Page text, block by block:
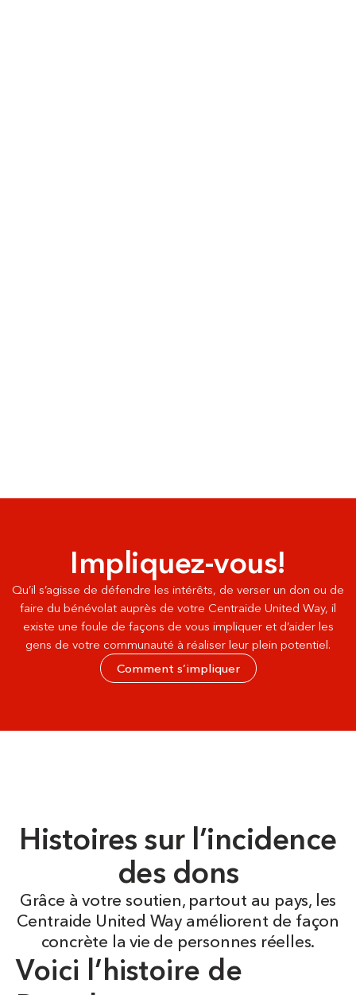
Impliquez-vous!
Qu’il s’agisse de défendre les intérêts, de verser un don ou de
faire du bénévolat auprès de votre Centraide United Way, il
existe une foule de façons de vous impliquer et d’aider les
gens de votre communauté à réaliser leur plein potentiel.
Comment s’impliquer
Histoires sur l’incidence
des dons
Grâce à votre soutien, partout au pays, les
Centraide United Way améliorent de façon
concrète la vie de personnes réelles.
Voici l’histoire de